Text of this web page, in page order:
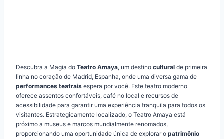
Descubra a Magia do Teatro Amaya, um destino cultural de primeira
linha no coração de Madrid, Espanha, onde uma diversa gama de
performances teatrais espera por você. Este teatro moderno
oferece assentos confortáveis, café no local e recursos de
acessibilidade para garantir uma experiência tranquila para todos os
visitantes. Estrategicamente localizado, o Teatro Amaya está
próximo a museus e marcos mundialmente renomados,
proporcionando uma oportunidade única de explorar o patrimônio